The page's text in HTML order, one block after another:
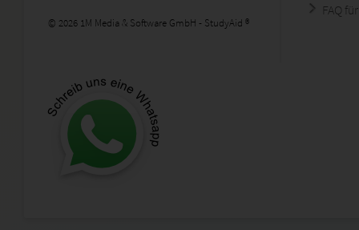
© 2026 1M Media & Software GmbH - StudyAid ®
FAQ